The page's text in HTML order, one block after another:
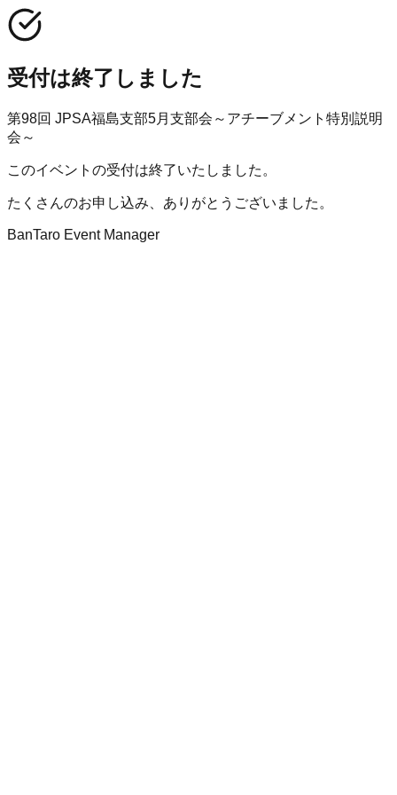
受付は終了しました
第98回 JPSA福島支部5月支部会～アチーブメント特別説明
会～
このイベントの受付は終了いたしました。
たくさんのお申し込み、ありがとうございました。
BanTaro Event Manager